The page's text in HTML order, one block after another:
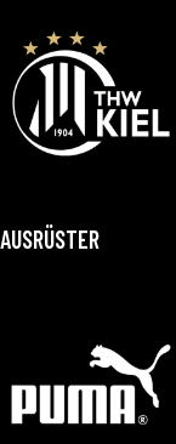
AUSRÜSTER